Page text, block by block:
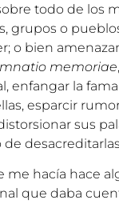
todo de los
grupos o
o bien
memoriae
enfangar la
esparcir
sus
me hacía hace
que daba